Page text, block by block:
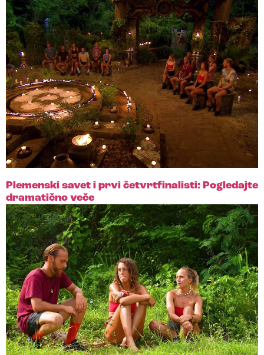
Plemenski savet i prvi četvrtfinalisti: Pogledajte
dramatično veče